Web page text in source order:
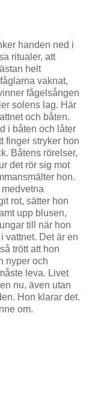
handen ned i
ritualer, att
helt
vaknat,
fågelsången
solens lag. Här
och båten.
i båten och låter
finger stryker hon
Båtens rörelser,
det rör sig mot
hon.
rot, sätter hon
upp blusen,
till när hon
vattnet. Det är en
trött att hon
nyper och
leva. Livet
nu, även utan
Hon klarar det.
om.